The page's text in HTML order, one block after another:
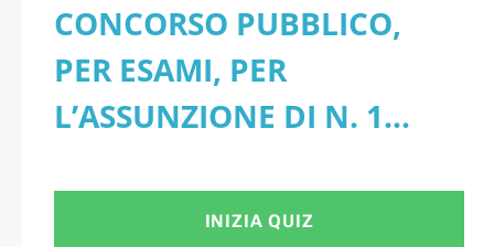
CONCORSO
PUBBLICO, PER
ESAMI, PER
L’ASSUNZIONE DI N.
CONCORSO PUBBLICO,
PER ESAMI, PER
L’ASSUNZIONE DI N. 1
AMMINISTRATIVO
INIZIA QUIZ